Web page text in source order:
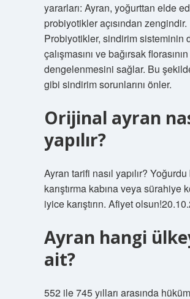
yararları: Ayran, yoğurttan elde
probiyotikler açısından zengindir.
Probiyotikler, sindirim sisteminin
çalışmasını ve bağırsak florasının
dengelenmesini sağlar. Bu
gibi sindirim sorunlarını önler.
Orijinal ayran
yapılır?
Ayran tarifi nasıl yapılır?
karıştırma kabına veya sürahiye
iyice karıştırın. Afiyet
Ayran hangi
ait?
552 ile 745 yılları arasında